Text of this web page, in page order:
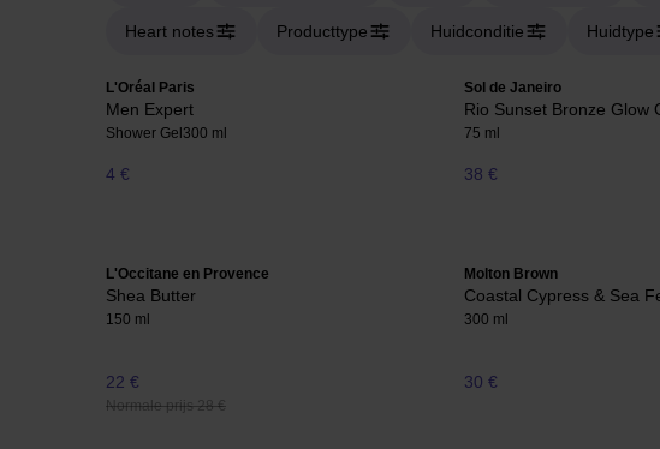
Heart notes Producttype Huidconditie Huidtype
L'Oréal Paris
Men Expert
Shower Gel 300 ml
4 €
Sol de Janeiro
Rio Sunset Bronze Glow
75 ml
38 €
L'Occitane en Provence
Shea Butter
150 ml
22 €
Normale prijs 28 €
Molton Brown
Coastal Cypress & Sea
300 ml
30 €